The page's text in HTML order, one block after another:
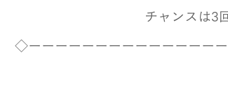
チャンスは3
◇ーーーーーーーーーーーーーー